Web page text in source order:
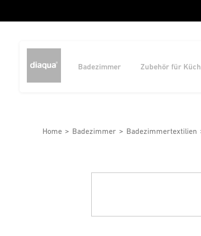
Badezimmer Zubehör für
Home Badezimmer Badezimmertextilien